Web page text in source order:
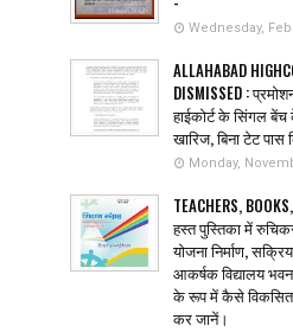
Wednesday,
ALLAHABAD
DISMISSED :
हाईकोर्ट के सिंगल
खारिज, बिना टेट पास
Monday,
TEACHERS,
हस्त पुस्तिका में
योजना निर्माण,
आकर्षक विद्यालय
के रूप में कैसे विकसित
कर जानें।